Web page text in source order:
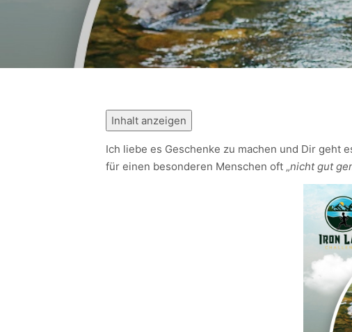
Inhalt anzeigen
Ich liebe es Geschenke zu machen und Dir geht
für einen besonderen Menschen oft „nicht gut